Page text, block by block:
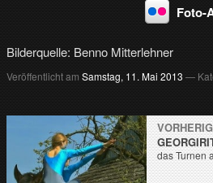
o
n
Foto-
Bilderquelle: Benno Mitterlehner
Veröffentlicht am Samstag, 11. Mai 2013 —
das Turnen